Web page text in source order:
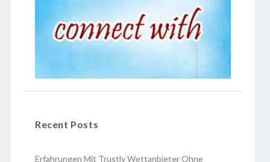
Recent Posts
Erfahrungen Mit Trustly Wettanbieter Ohne